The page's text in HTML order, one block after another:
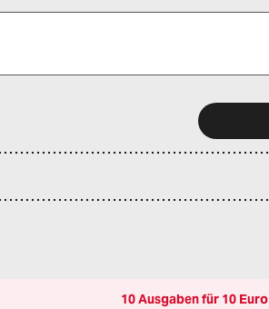
10 Ausgaben für 10 Euro